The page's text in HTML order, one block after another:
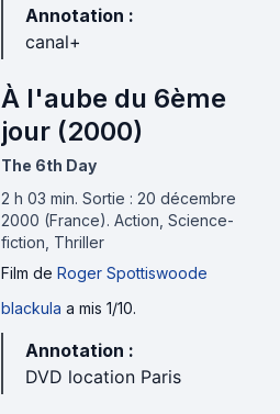
Annotation :
canal+
À l'aube du 6ème
jour (2000)
The 6th Day
2 h 03 min. Sortie : 20 décembre
2000 (France). Action, Science-
fiction, Thriller
Film de Roger Spottiswoode
blackula a mis 1/10.
Annotation :
DVD location Paris